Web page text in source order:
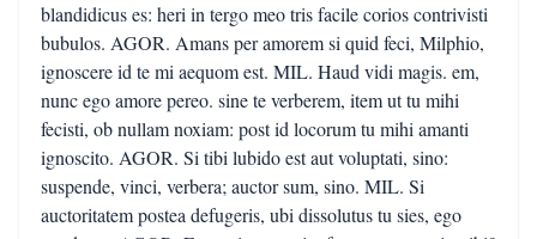
blandidicus es: heri in tergo meo tris facile corios contrivisti
bubulos. AGOR. Amans per amorem si quid feci, Milphio,
ignoscere id te mi aequom est. MIL. Haud vidi magis. em,
nunc ego amore pereo. sine te verberem, item ut tu mihi
fecisti, ob nullam noxiam: post id locorum tu mihi amanti
ignoscito. AGOR. Si tibi lubido est aut voluptati, sino:
suspende, vinci, verbera; auctor sum, sino. MIL. Si
auctoritatem postea defugeris, ubi dissolutus tu sies, ego